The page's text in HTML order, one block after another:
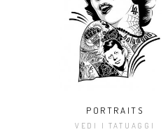
PORTRAITS
VEDI I TATUAGGI